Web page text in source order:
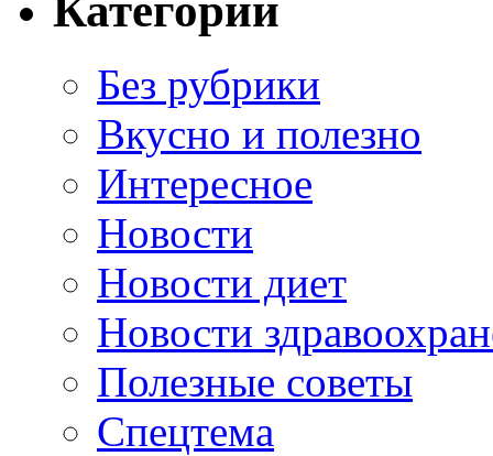
Категории
Без рубрики
Вкусно и полезно
Интересное
Новости
Новости диет
Новости
Полезные советы
Спецтема